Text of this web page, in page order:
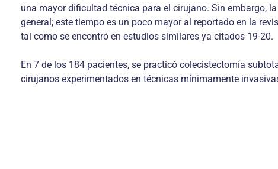
una mayor dificultad técnica para el cirujano. Sin embargo,
general; este tiempo es un poco mayor al repor­tado en la
tal como se encontró en estudios similares ya citados 19-20.
En 7 de los 184 pacientes, se practicó colecis­tectomía
cirujanos experimen­tados en técnicas mínimamente